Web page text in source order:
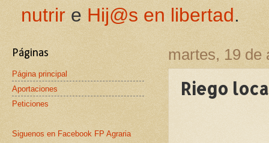
nutrir e Hij@s en libertad.
martes, 19 de
Riego
Páginas
Página principal
Aportaciones
Peticiones
Siguenos en Facebook FP Agraria